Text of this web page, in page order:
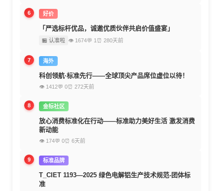
6 好价
「严选标杆优品，诚邀优质伙伴共启价值盛宴」
🏪 认准啦 👁 1674💬 1 ⏰ 280天前
7 海外
科创领航·标准先行——全球顶尖产品席位虚位以待！
👁 1412💬 0⏰ 272天前
8 金标社区
放心消费标准化在行动——标准助力美好生活 激发消费
新动能
👁 174💬 0⏰ 6天前
9 标准品牌
T_CIET 1193—2025 绿色电解铝生产技术规范-团体标
准